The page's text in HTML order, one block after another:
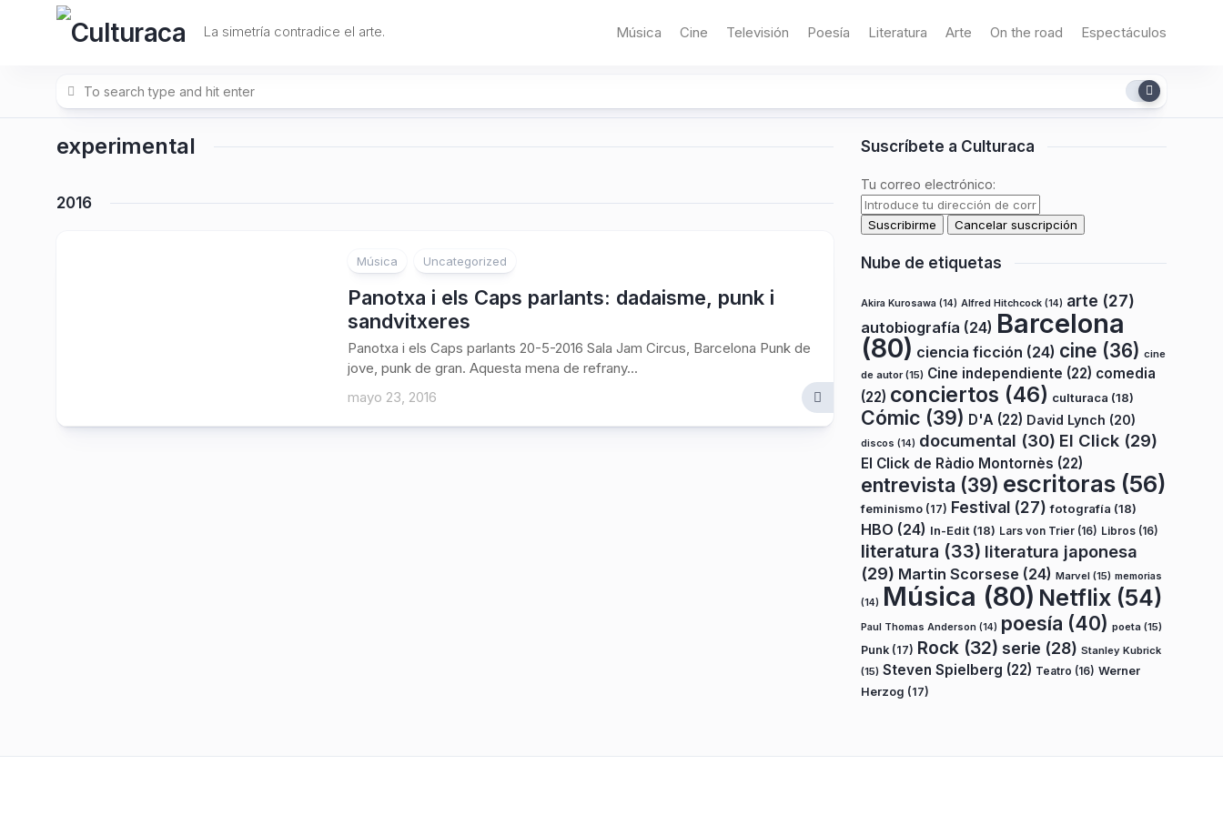
La simetría contradice el arte. Música Cine Televisión Poesía Literatura Arte On the road Espectáculos
experimental
2016
Música Uncategorized
Panotxa i els Caps parlants: dadaisme, punk i
sandvitxeres
Panotxa i els Caps parlants 20-5-2016 Sala Jam Circus, Barcelona Punk de
jove, punk de gran. Aquesta mena de refrany...
mayo 23, 2016
Suscríbete a Culturaca
Tu correo electrónico:
Nube de etiquetas
Akira Kurosawa (14) Alfred Hitchcock (14) arte (27)
autobiografía (24) Barcelona
(80) ciencia ficción (24) cine (36) cine
de autor(15) Cine independiente (22) comedia
(22) conciertos (46) culturaca (18)
Cómic (39) D'A (22) David Lynch (20)
discos (14) documental (30) El Click (29)
El Click de Ràdio Montornès (22)
entrevista (39) escritoras (56)
feminismo (17) Festival (27) fotografía (18)
HBO (24) In-Edit (18) Lars von Trier (16) Libros (16)
literatura (33) literatura japonesa
(29) Martin Scorsese (24) Marvel (15) memorias
(14) Música (80) Netflix (54)
Paul Thomas Anderson (14) poesía (40) poeta (15)
Punk (17) Rock (32) serie (28) Stanley Kubrick
(15) Steven Spielberg (22) Teatro (16) Werner
Herzog (17)